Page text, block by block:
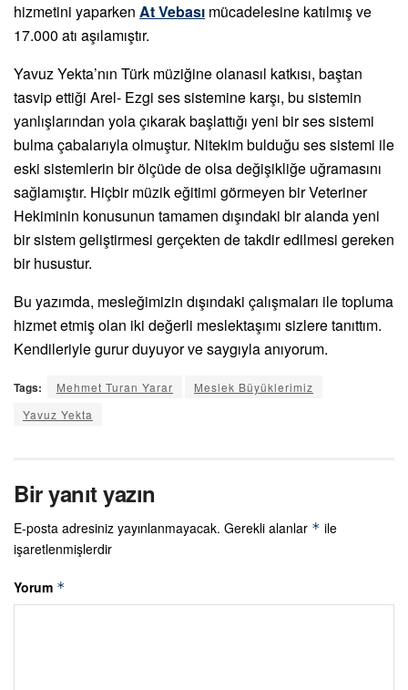
hizmetini yaparken At Vebası mücadelesine katılmış ve
17.000 atı aşılamıştır.
Yavuz Yekta’nın Türk müziğine olanasıl katkısı, baştan
tasvip ettiği Arel- Ezgi ses sistemine karşı, bu sistemin
yanlışlarından yola çıkarak başlattığı yeni bir ses sistemi
bulma çabalarıyla olmuştur. Nitekim bulduğu ses sistemi ile
eski sistemlerin bir ölçüde de olsa değişikliğe uğramasını
sağlamıştır. Hiçbir müzik eğitimi görmeyen bir Veteriner
Hekiminin konusunun tamamen dışındaki bir alanda yeni
bir sistem geliştirmesi gerçekten de takdir edilmesi gereken
bir husustur.
Bu yazımda, mesleğimizin dışındaki çalışmaları ile topluma
hizmet etmiş olan iki değerli meslektaşımı sizlere tanıttım.
Kendileriyle gurur duyuyor ve saygıyla anıyorum.
Tags: Mehmet Turan Yarar
Meslek Büyüklerimiz
Yavuz Yekta
Bir yanıt yazın
E-posta adresiniz yayınlanmayacak. Gerekli alanlar * ile
işaretlenmişlerdir
Yorum *